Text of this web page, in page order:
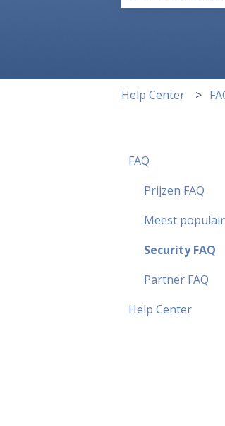
Help Center
FAQ
Prijzen FAQ
Meest
Security FAQ
Partner FAQ
Help Center